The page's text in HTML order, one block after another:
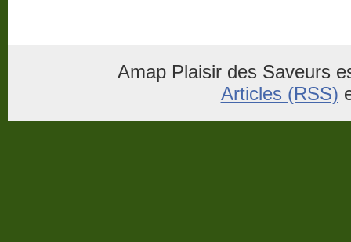
Amap Plaisir des Saveurs
Articles (RSS)